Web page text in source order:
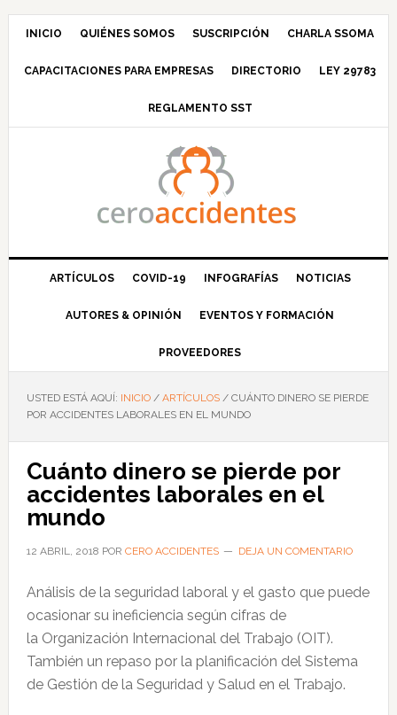
Saltar
navegación
Saltar
principal
Saltar
barra
principal
Saltar
INICIO QUIÉNES SOMOS SUSCRIPCIÓN CHARLA SSOMA
CAPACITACIONES PARA EMPRESAS DIRECTORIO LEY 29783
REGLAMENTO SST
ARTÍCULOS COVID-19 INFOGRAFÍAS NOTICIAS
AUTORES & OPINIÓN EVENTOS Y FORMACIÓN
PROVEEDORES
USTED ESTÁ AQUÍ: INICIO / ARTÍCULOS /CUÁNTO DINERO SE PIERDE
POR ACCIDENTES LABORALES EN EL MUNDO
Cuánto dinero se pierde por
accidentes laborales en el
mundo
12 ABRIL, 2018 POR CERO ACCIDENTES DEJA UN COMENTARIO
Análisis de la seguridad laboral y el gasto que puede
ocasionar su ineficiencia según cifras de
la Organización Internacional del Trabajo (OIT).
También un repaso por la planificación del Sistema
de Gestión de la Seguridad y Salud en el Trabajo.